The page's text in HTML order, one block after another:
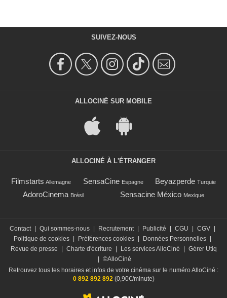
SUIVEZ-NOUS
ALLOCINÉ SUR MOBILE
ALLOCINÉ À L'ÉTRANGER
Filmstarts Allemagne SensaCine Espagne Beyazperde Turquie
AdoroCinema Brésil Sensacine México Mexique
Contact Qui sommes-nous Recrutement Publicité CGU CGV
Politique de cookies
Préférences cookies Données Personnelles
Revue de presse
Charte d'écriture Les services AlloCiné
Gérer Utiq
©AlloCiné
Retrouvez tous les horaires et infos de votre cinéma sur le numéro AlloCiné :
0 892 892 892(0,90€/minute)